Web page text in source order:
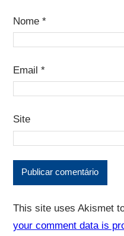
Nome *
Email *
Site
This site uses Akismet
your comment data is